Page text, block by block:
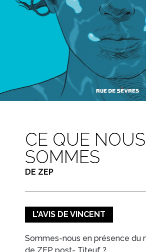
CE QUE NOUS
SOMMES
DE ZEP
L'AVIS DE VINCENT
Sommes-nous en présence du